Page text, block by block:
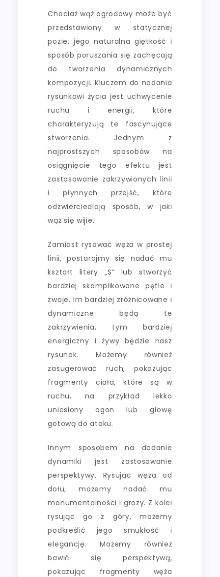
Chociaż wąż ogrodowy może być
przedstawiony w statycznej
pozie, jego naturalna giętkość i
sposób poruszania się zachęcają
do tworzenia dynamicznych
kompozycji. Kluczem do nadania
rysunkowi życia jest uchwycenie
ruchu i energii, które
charakteryzują te fascynujące
stworzenia. Jednym z
najprostszych sposobów na
osiągnięcie tego efektu jest
zastosowanie zakrzywionych linii
i płynnych przejść, które
odzwierciedlają sposób, w jaki
wąż się wijie.
Zamiast rysować węża w prostej
linii, postarajmy się nadać mu
kształt litery „S” lub stworzyć
bardziej skomplikowane pętle i
zwoje. Im bardziej zróżnicowane i
dynamiczne będą te
zakrzywienia, tym bardziej
energiczny i żywy będzie nasz
rysunek. Możemy również
zasugerować ruch, pokazując
fragmenty ciała, które są w
ruchu, na przykład lekko
uniesiony ogon lub głowę
gotową do ataku.
Innym sposobem na dodanie
dynamiki jest zastosowanie
perspektywy. Rysując węża od
dołu, możemy nadać mu
monumentalności i grozy. Z kolei
rysując go z góry, możemy
podkreślić jego smukłość i
elegancję. Możemy również
bawić się perspektywą,
pokazując fragmenty węża